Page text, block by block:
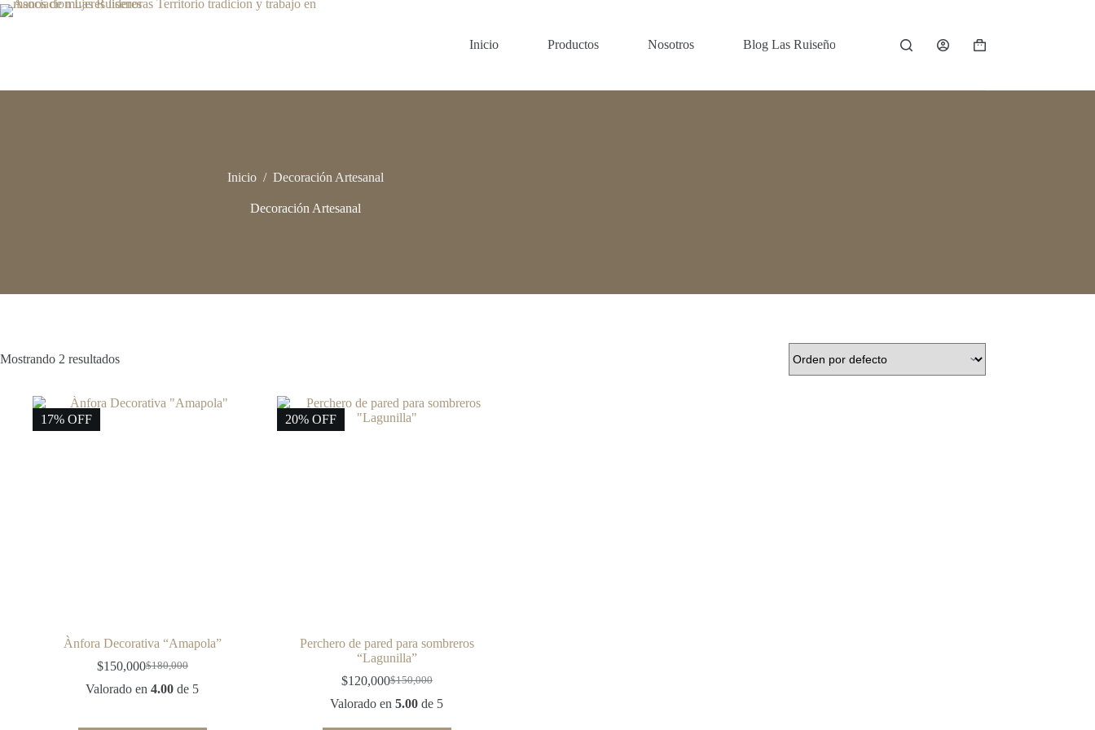
Saltar
al
Inicio Productos Nosotros Blog Las Ruiseñoras Contacto
Carro
Inicio / Decoración Artesanal
Decoración Artesanal
Mostrando 2 resultados
17% OFF
Ànfora Decorativa “Amapola”
$180,000
Original
price
$150,000Current
price
Valorado en4.00 de 5
20% OFF
Perchero de pared para sombreros
“Lagunilla”
$150,000
Original
price
$120,000Current
price
Valorado en5.00 de 5